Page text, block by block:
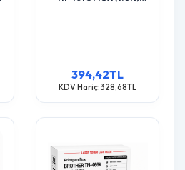
394,42TL
KDV Hariç:328,68TL